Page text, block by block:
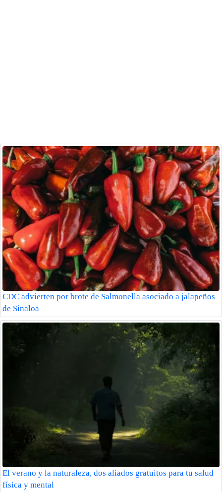
CDC advierten por brote de Salmonella asociado a jalapeños
de Sinaloa
El verano y la naturaleza, dos aliados gratuitos para tu salud
física y mental